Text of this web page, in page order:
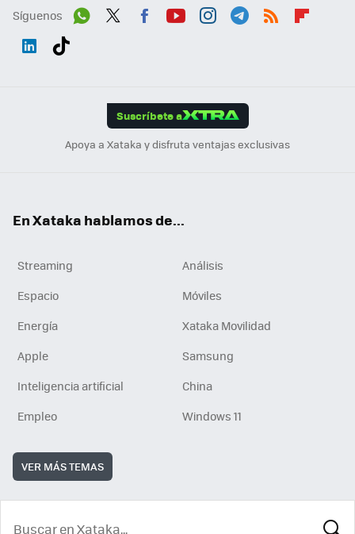
Síguenos
Suscríbete a
Apoya a Xataka y disfruta ventajas exclusivas
En Xataka hablamos de...
Streaming
Análisis
Espacio
Móviles
Energía
Xataka Movilidad
Apple
Samsung
Inteligencia artificial
China
Empleo
Windows 11
VER MÁS TEMAS